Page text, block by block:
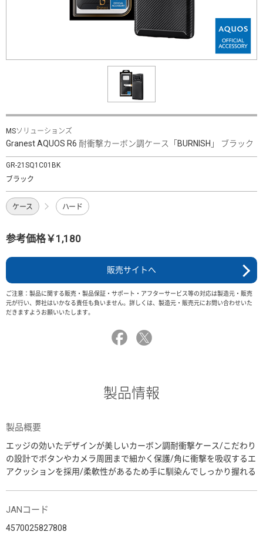
MSソリューションズ
Granest AQUOS R6 耐衝撃カーボン調ケース「BURNISH」 ブラック
GR-21SQ1C01BK
ブラック
ケース ハード
参考価格￥1,180
販売サイトへ
ご注意：製品に関する販売・製品保証・サポート・アフターサービス等の対応は製造元・販売
元が行い、弊社はいかなる責任も負いません。詳しくは、製造元・販売元にお問い合わせいた
だきますようお願いいたします。
製品情報
製品概要
エッジの効いたデザインが美しいカーボン調耐衝撃ケース/こだわり
の設計でボタンやカメラ周囲まで細かく保護/角に衝撃を吸収するエ
アクッションを採用/柔軟性があるため手に馴染んでしっかり握れる
JANコード
4570025827808